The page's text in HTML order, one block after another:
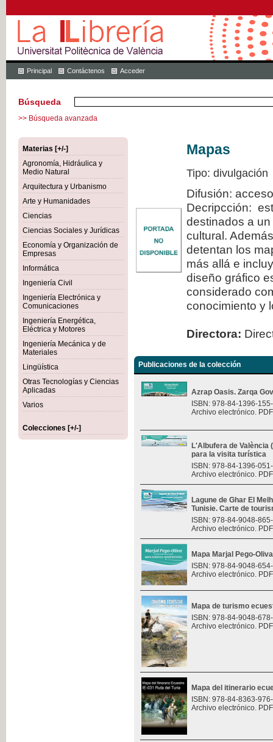
Principal Contáctenos Acceder
Búsqueda
>> Búsqueda avanzada
Materias [+/-]
Agronomía, Hidráulica y
Medio Natural
Arquitectura y Urbanismo
Arte y Humanidades
Ciencias
Ciencias Sociales y Jurídicas
Economía y Organización de
Empresas
Informática
Ingeniería Civil
Ingeniería Electrónica y
Comunicaciones
Ingeniería Energética,
Eléctrica y Motores
Ingeniería Mecánica y de
Materiales
Lingüística
Otras Tecnologías y Ciencias
Aplicadas
Varios
Colecciones [+/-]
Mapas
Tipo: divulgación
Difusión:
Decripcción:
destinados a
cultural.
detentan los
más allá e
diseño gráfico
considerado
conocimiento y
Directora:
Publicaciones de la colección
Azrap Oasis. Zarqa
ISBN: 978-84-1396-
Archivo electrónico.
L'Albufera de València
para la visita turística
ISBN: 978-84-1396-
Archivo electrónico.
Lagune de Ghar El
Tunisie. Carte de
ISBN: 978-84-9048-
Archivo electrónico.
Mapa Marjal Pego-Oliva
ISBN: 978-84-9048-
Archivo electrónico.
Mapa de turismo
ISBN: 978-84-9048-
Archivo electrónico.
Mapa del itinerario
ISBN: 978-84-8363-
Archivo electrónico.